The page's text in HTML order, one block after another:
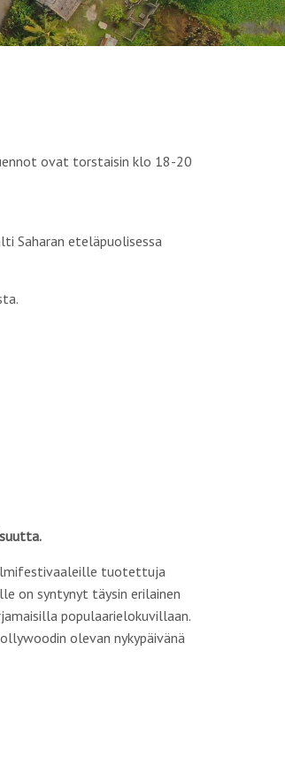
ovat torstaisin klo 18-20
Saharan eteläpuolisessa
tuotettuja
on syntynyt täysin erilainen
populaarielokuvillaan.
olevan nykypäivänä